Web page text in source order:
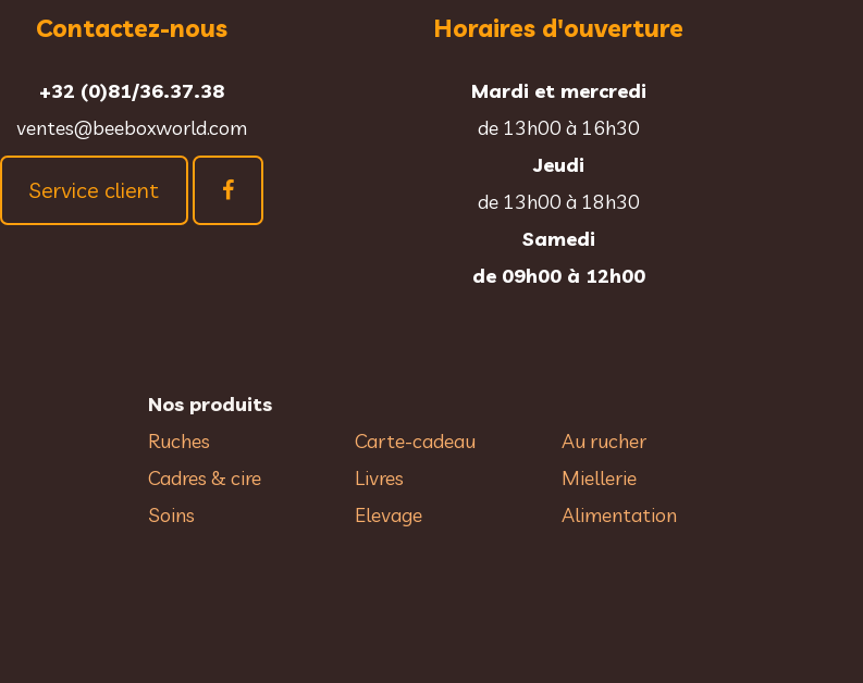
Contactez-nous
+32 (0)81/36.37.38
ventes@beeboxworld.com
Service client
Horaires d'ouverture
Mardi et mercredi
de 13h00 à 16h30
Jeudi
de 13h00 à 18h30
Samedi
de 09h00 à 12h00
Nos produits
Ruches
Cadres & cire
Soins
Carte-cadeau
Livres
Elevage
Au rucher​
Miellerie
Alimentation